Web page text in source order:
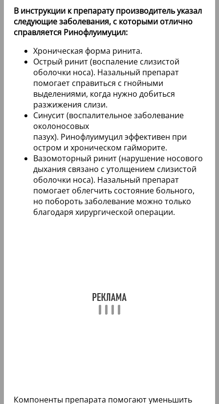
В инструкции к препарату производитель указал
следующие заболевания, с которыми отлично
справляется Ринофлуимуцил:
Хроническая форма ринита.
Острый ринит (воспаление слизистой
оболочки носа). Назальный препарат
помогает справиться с гнойными
выделениями, когда нужно добиться
разжижения слизи.
Синусит (воспалительное заболевание
околоносовых
пазух). Ринофлуимуцил эффективен при
остром и хроническом гайморите.
Вазомоторный ринит (нарушение носового
дыхания связано с утолщением слизистой
оболочки носа). Назальный препарат
помогает облегчить состояние больного,
но побороть заболевание можно только
благодаря хирургической операции.
Компоненты препарата помогают уменьшить